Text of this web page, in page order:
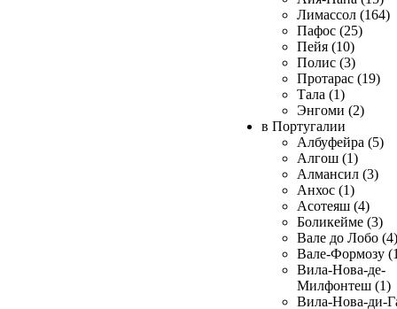
Лимассол (164)
Пафос (25)
Пейя (10)
Полис (3)
Протарас (19)
Тала (1)
Энгоми (2)
в Португалии
Албуфейра (5)
Алгош (1)
Алмансил (3)
Анхос (1)
Асотеяш (4)
Боликейме (3)
Вале до Лобо (4)
Вале-Формозу
Вила-Нова-де-
Милфонтеш (1)
Вила-Нова-ди-